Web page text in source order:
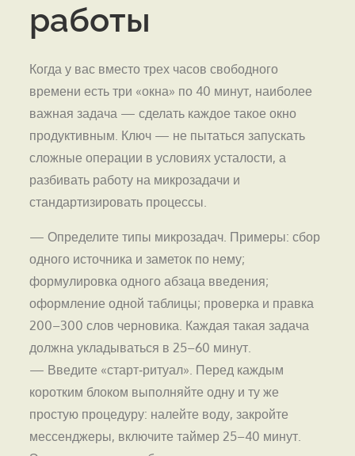
работы
Когда у вас вместо трех часов свободного
времени есть три «окна» по 40 минут, наиболее
важная задача — сделать каждое такое окно
продуктивным. Ключ — не пытаться запускать
сложные операции в условиях усталости, а
разбивать работу на микрозадачи и
стандартизировать процессы.
— Определите типы микрозадач. Примеры: сбор
одного источника и заметок по нему;
формулировка одного абзаца введения;
оформление одной таблицы; проверка и правка
200–300 слов черновика. Каждая такая задача
должна укладываться в 25–60 минут.
— Введите «старт‑ритуал». Перед каждым
коротким блоком выполняйте одну и ту же
простую процедуру: налейте воду, закройте
мессенджеры, включите таймер 25–40 минут.